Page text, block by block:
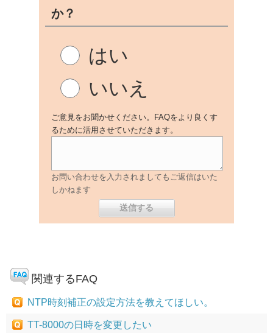
か？
はい
いいえ
ご意見をお聞かせください。FAQをより良くす
るために活用させていただきます。
お問い合わせを入力されましてもご返信はいた
しかねます
関連するFAQ
NTP時刻補正の設定方法を教えてほしい。
TT-8000の日時を変更したい